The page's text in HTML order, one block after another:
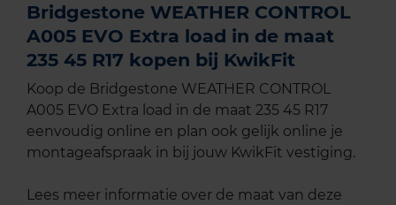
Bridgestone WEATHER CONTROL
A005 EVO Extra load in de maat
235 45 R17 kopen bij KwikFit
Koop de Bridgestone WEATHER CONTROL
A005 EVO Extra load in de maat 235 45 R17
eenvoudig online en plan ook gelijk online je
montageafspraak in bij jouw KwikFit vestiging.
Lees meer informatie over de maat van deze